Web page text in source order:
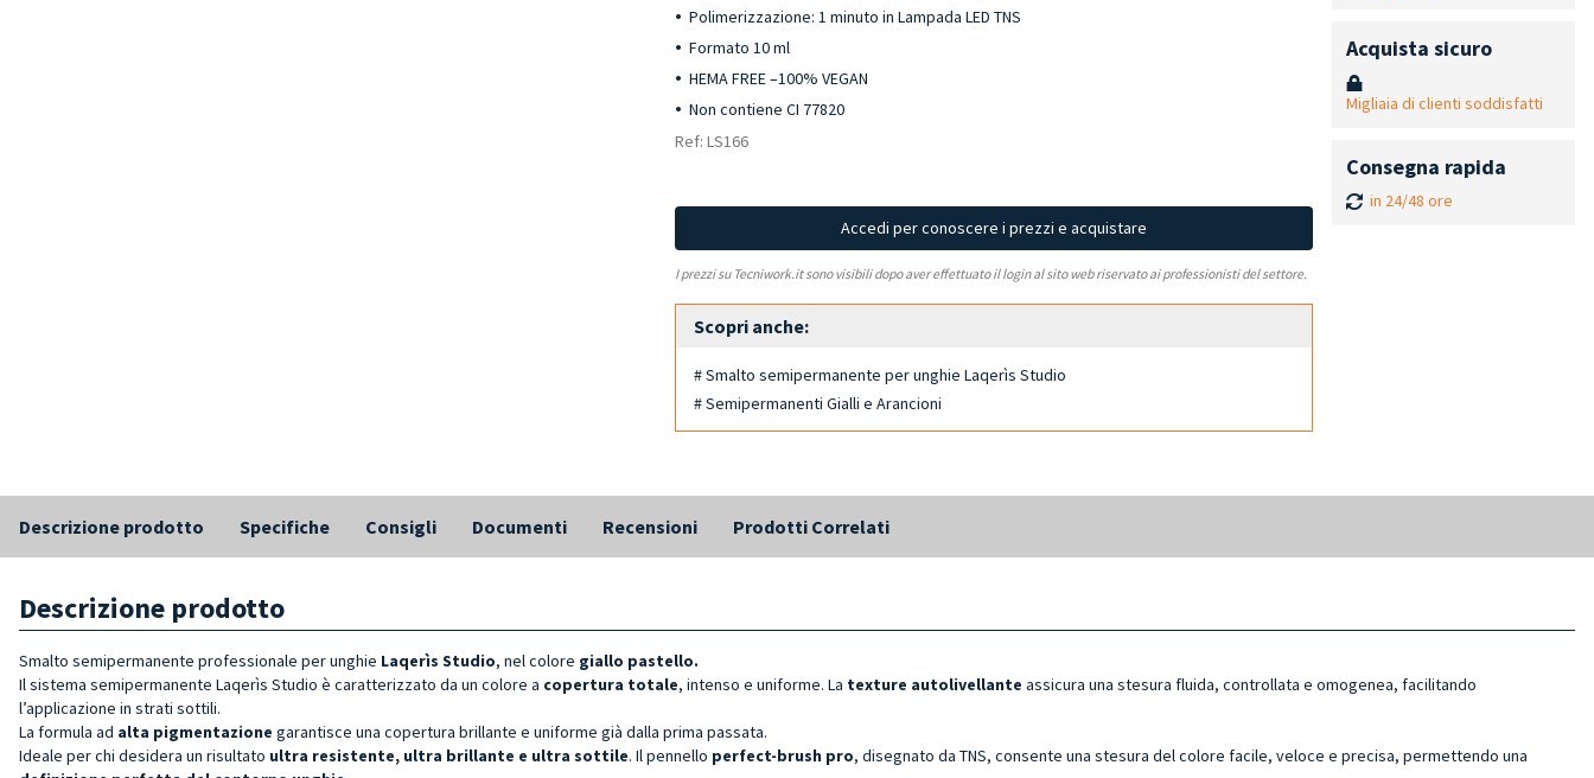
Polimerizzazione: 1 minuto in Lampada LED TNS
Formato 10 ml
HEMA FREE –100% VEGAN
Non contiene CI 77820
Ref: LS166
Accedi per conoscere i prezzi e acquistare
I prezzi su Tecniwork.it sono visibili dopo aver effettuato il login al sito web riservato ai professionisti del settore.
Scopri anche:
# Smalto semipermanente per unghie Laqerìs Studio
# Semipermanenti Gialli e Arancioni
Acquista sicuro
Migliaia di clienti soddisfatti
Consegna rapida
in 24/48 ore
Descrizione prodotto Specifiche Consigli Documenti Recensioni Prodotti Correlati
Descrizione prodotto
Smalto semipermanente professionale per unghie Laqerìs Studio, nel colore giallo pastello.
Il sistema semipermanente Laqerìs Studio è caratterizzato da un colore a copertura totale, intenso e uniforme. La texture autolivellante assicura una stesura fluida, controllata e omogenea, facilitando
l’applicazione in strati sottili.
La formula ad alta pigmentazione garantisce una copertura brillante e uniforme già dalla prima passata.
Ideale per chi desidera un risultato ultra resistente, ultra brillante e ultra sottile. Il pennello perfect-brush pro, disegnato da TNS, consente una stesura del colore facile, veloce e precisa, permettendo una